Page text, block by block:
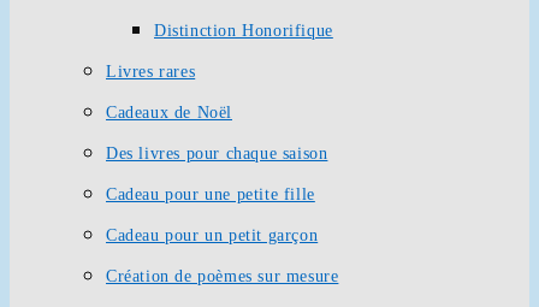
Distinction Honorifique
Livres rares
Cadeaux de Noël
Des livres pour chaque saison
Cadeau pour une petite fille
Cadeau pour un petit garçon
Création de poèmes sur mesure